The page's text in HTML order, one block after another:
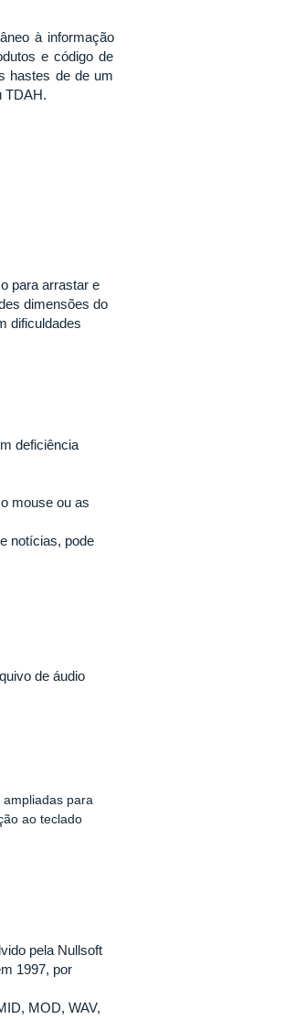
à informação
e código de
hastes de de um
TDAH.
para arrastar e
dimensões do
dificuldades
deficiência
mouse ou as
notícias, pode
de áudio
ampliadas para
ao teclado
pela Nullsoft
1997, por
MOD, WAV,